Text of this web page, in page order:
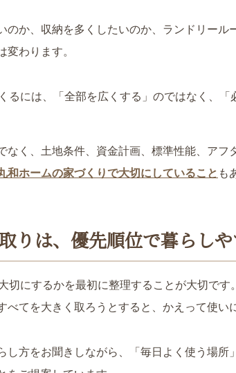
のか、収納を多くしたいのか、ランドリー
変わります。
るには、「全部を広くする」のではなく、
なく、土地条件、資金計画、標準性能、ア
和ホームの家づくりで大切にしていること も
りは、優先順位で暮らし
切にするかを最初に整理することが大切で
べてを大きく取ろうとすると、かえって使い
し方をお聞きしながら、「毎日よく使う場